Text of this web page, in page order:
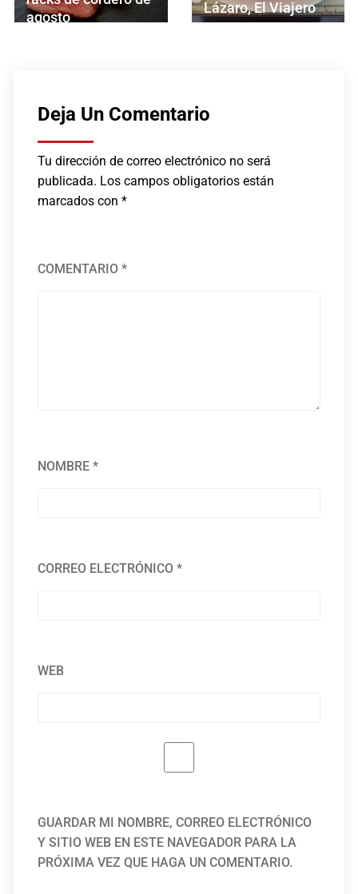
Lázaro, El Viajero
carta de comidas
Deja Un Comentario
Tu dirección de correo electrónico no será
publicada. Los campos obligatorios están
marcados con*
COMENTARIO*
NOMBRE*
CORREO ELECTRÓNICO*
WEB
GUARDAR MI NOMBRE, CORREO ELECTRÓNICO
Y SITIO WEB EN ESTE NAVEGADOR PARA LA
PRÓXIMA VEZ QUE HAGA UN COMENTARIO.